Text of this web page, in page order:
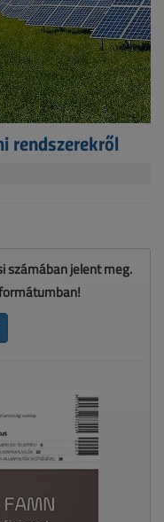
rendszerekről
számában jelent meg.